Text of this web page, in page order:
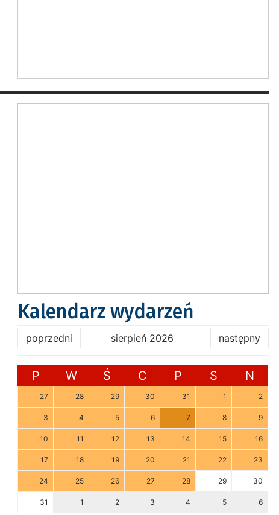
Kalendarz wydarzeń
poprzedni sierpień 2026 następny
P W Ś C P S N
27 28 29 30 31 1 2
3 4 5 6 7 8 9
10 11 12 13 14 15 16
17 18 19 20 21 22 23
24 25 26 27 28 29 30
31 1 2 3 4 5 6